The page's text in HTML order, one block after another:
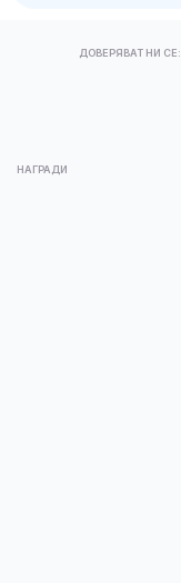
ДОВЕРЯВАТ НИ СЕ:
НАГРАДИ